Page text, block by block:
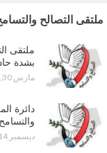
ملتقى التصالح
ملتقى
بشدة
مارس 30, 2022
دائرة
ديسمبر 14, 2021